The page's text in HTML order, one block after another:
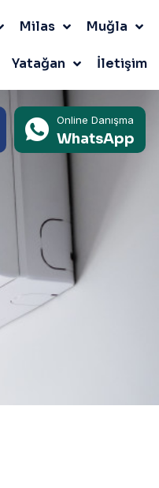
Milas Muğla
Yatağan İletişim
Online Danışma
WhatsApp